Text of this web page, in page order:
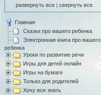
развернуть все | свернуть все
Главная
Сказки про вашего ребенка
Электронная книга про вашего
ребенка
Уроки по развитию речи
Игры для детей онлайн
Игры на бумаге
Только для родителей
Хочу все знать